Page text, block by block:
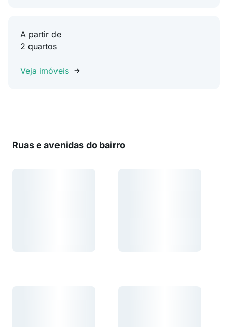
A partir de
2 quartos
Veja imóveis
Ruas e avenidas do bairro